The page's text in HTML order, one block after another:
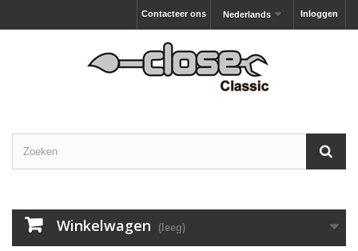
Inloggen
Nederlands
Contacteer ons
Winkelwagen (leeg)